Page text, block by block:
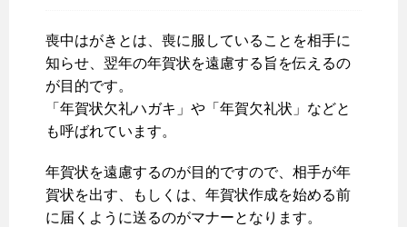
喪中はがきとは、喪に服していることを相手に
知らせ、翌年の年賀状を遠慮する旨を伝えるの
が目的です。
「年賀状欠礼ハガキ」や「年賀欠礼状」などと
も呼ばれています。
年賀状を遠慮するのが目的ですので、相手が年
賀状を出す、もしくは、年賀状作成を始める前
に届くように送るのがマナーとなります。